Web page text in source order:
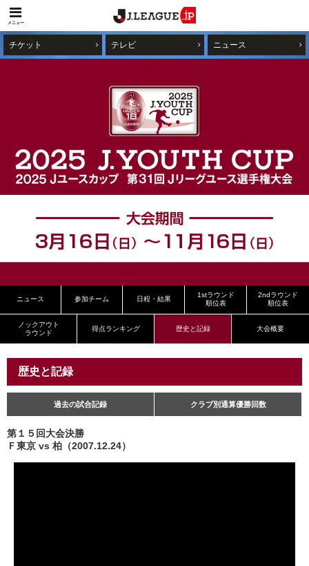
メニュー
チケット テレビ ニュース
ニュース 参加チーム 日程・結果
1stラウンド
順位表
2ndラウンド
順位表
ノックアウト
ラウンド
得点ランキング 歴史と記録 大会概要
歴史と記録
過去の試合記録 クラブ別通算優勝回数
第１５回大会決勝
Ｆ東京 vs 柏（2007.12.24）